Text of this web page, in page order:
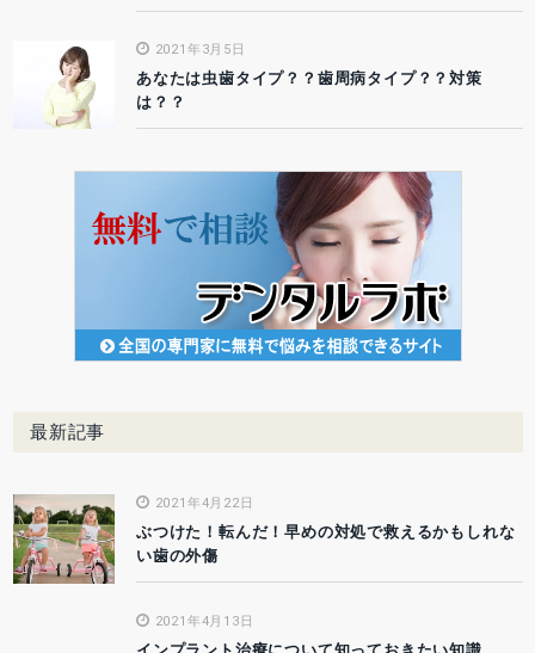
2021年3月5日
あなたは虫歯タイプ？？歯周病タイプ？？対策
は？？
最新記事
2021年4月22日
ぶつけた！転んだ！早めの対処で救えるかもしれな
い歯の外傷
2021年4月13日